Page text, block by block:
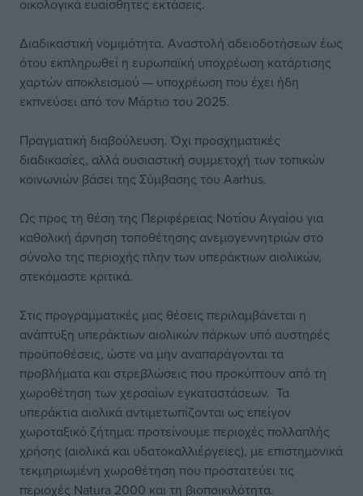
οικολογικά ευαίσθητες εκτάσεις.
Διαδικαστική νομιμότητα. Αναστολή αδειοδοτήσεων έως
ότου εκπληρωθεί η ευρωπαϊκή υποχρέωση κατάρτισης
χαρτών αποκλεισμού — υποχρέωση που έχει ήδη
εκπνεύσει από τον Μάρτιο του 2025.
Πραγματική διαβούλευση. Όχι προσχηματικές
διαδικασίες, αλλά ουσιαστική συμμετοχή των τοπικών
κοινωνιών βάσει της Σύμβασης του Aarhus.
Ως προς τη θέση της Περιφέρειας Νοτίου Αιγαίου για
καθολική άρνηση τοποθέτησης ανεμογεννητριών στο
σύνολο της περιοχής πλην των υπεράκτιων αιολικών,
στεκόμαστε κριτικά.
Στις προγραμματικές μας θέσεις περιλαμβάνεται η
ανάπτυξη υπεράκτιων αιολικών πάρκων υπό αυστηρές
προϋποθέσεις, ώστε να μην αναπαράγονται τα
προβλήματα και στρεβλώσεις που προκύπτουν από τη
χωροθέτηση των χερσαίων εγκαταστάσεων. Τα
υπεράκτια αιολικά αντιμετωπίζονται ως επείγον
χωροταξικό ζήτημα: προτείνουμε περιοχές πολλαπλής
χρήσης (αιολικά και υδατοκαλλιέργειες), με επιστημονικά
τεκμηριωμένη χωροθέτηση που προστατεύει τις
περιοχές Natura 2000 και τη βιοποικιλότητα.